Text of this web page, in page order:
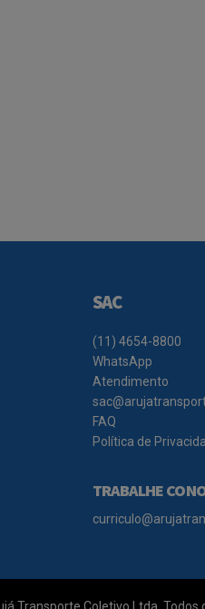
SAC
(11) 4654-8800
WhatsApp
Atendimento
FAQ
Política de
TRABALHE